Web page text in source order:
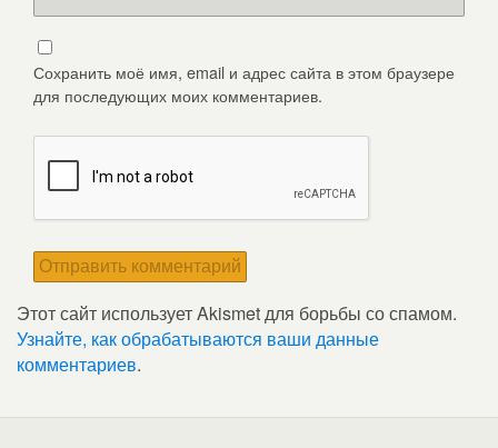
Сохранить моё имя, email и адрес сайта в этом браузере
для последующих моих комментариев.
Этот сайт использует Akismet для борьбы со спамом.
Узнайте, как обрабатываются ваши данные
комментариев.